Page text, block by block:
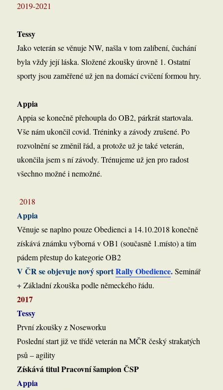
2019-2021
Tessy
Jako veterán se věnuje NW, našla v tom zalíbení, čuchání
byla vždy její láska. Složené zkoušky úrovně 1. Ostatní
sporty jsou zaměřené už jen na domácí cvičení formou hry.
Appia
Appia se konečně přehoupla do OB2, párkrát startovala.
Vše nám ukončil covid. Tréninky a závody zrušené. Po
rozvolnění se změnil řád, a protože už je také veterán,
ukončila jsem s ní závody. Trénujeme už jen pro radost
všechno možné i nemožné.
2018
Appia
Věnuje se naplno pouze Obedienci a 14.10.2018 konečně
získává známku výborná v OB1 (současně 1.místo) a tím
pádem přestup do kategorie OB2
V ČR se objevuje nový sportRally Obedience.Seminář
+ Základní zkouška podle německého řádu.
2017
Tessy
První zkoušky z Noseworku
Poslední start již ve třídě veterán na MČR český strakatých
psů – agility
Získává titul Pracovní šampion ČSP
Appia